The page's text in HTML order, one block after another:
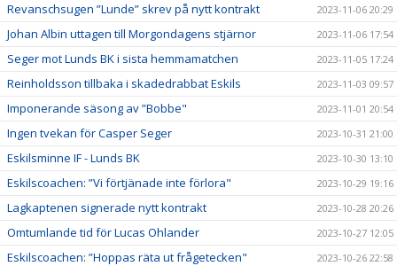
Revanschsugen ”Lunde” skrev på nytt kontrakt 2023-11-06 20:29
Johan Albin uttagen till Morgondagens stjärnor 2023-11-06 17:54
Seger mot Lunds BK i sista hemmamatchen 2023-11-05 17:24
Reinholdsson tillbaka i skadedrabbat Eskils 2023-11-03 09:57
Imponerande säsong av ”Bobbe" 2023-11-01 20:54
Ingen tvekan för Casper Seger 2023-10-31 21:00
Eskilsminne IF - Lunds BK 2023-10-30 13:10
Eskilscoachen: ”Vi förtjänade inte förlora" 2023-10-29 19:16
Lagkaptenen signerade nytt kontrakt 2023-10-28 20:26
Omtumlande tid för Lucas Ohlander 2023-10-27 12:05
Eskilscoachen: ”Hoppas räta ut frågetecken" 2023-10-26 22:58